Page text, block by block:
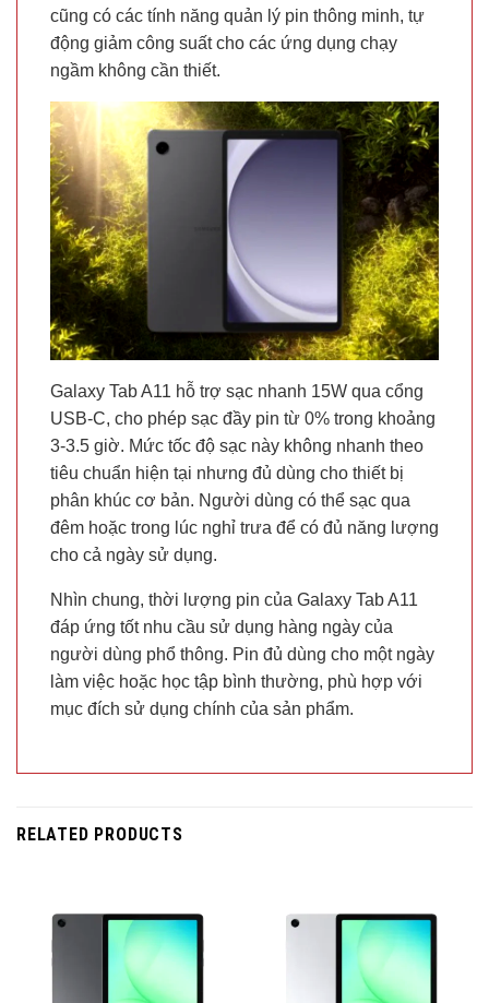
cũng có các tính năng quản lý pin thông minh, tự
động giảm công suất cho các ứng dụng chạy
ngầm không cần thiết.
Galaxy Tab A11 hỗ trợ sạc nhanh 15W qua cổng
USB-C, cho phép sạc đầy pin từ 0% trong khoảng
3-3.5 giờ. Mức tốc độ sạc này không nhanh theo
tiêu chuẩn hiện tại nhưng đủ dùng cho thiết bị
phân khúc cơ bản. Người dùng có thể sạc qua
đêm hoặc trong lúc nghỉ trưa để có đủ năng lượng
cho cả ngày sử dụng.
Nhìn chung, thời lượng pin của Galaxy Tab A11
đáp ứng tốt nhu cầu sử dụng hàng ngày của
người dùng phổ thông. Pin đủ dùng cho một ngày
làm việc hoặc học tập bình thường, phù hợp với
mục đích sử dụng chính của sản phẩm.
RELATED PRODUCTS